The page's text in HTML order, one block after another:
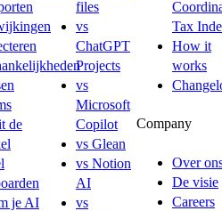
de
je AI
files
vs
ChatGPT
Projects
vs
Microsoft
Copilot
vs Glean
vs Notion
AI
vs
Tax
How it
works
Company
Over
De visie
Careers